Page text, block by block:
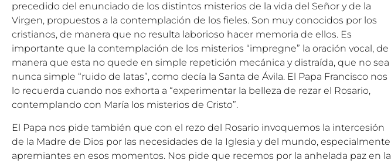
precedido del enunciado de los distintos misterios de la vida del Señor y de la
Virgen, propuestos a la contemplación de los fieles. Son muy conocidos por los
cristianos, de manera que no resulta laborioso hacer memoria de ellos. Es
importante que la contemplación de los misterios “impregne” la oración vocal, de
manera que esta no quede en simple repetición mecánica y distraída, que no sea
nunca simple “ruido de latas”, como decía la Santa de Ávila. El Papa Francisco nos
lo recuerda cuando nos exhorta a “experimentar la belleza de rezar el Rosario,
contemplando con María los misterios de Cristo”.
El Papa nos pide también que con el rezo del Rosario invoquemos la intercesión
de la Madre de Dios por las necesidades de la Iglesia y del mundo, especialmente
apremiantes en esos momentos. Nos pide que recemos por la anhelada paz en la